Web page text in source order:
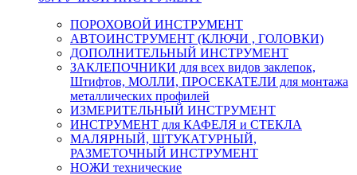
ПОРОХОВОЙ ИНСТРУМЕНТ
АВТОИНСТРУМЕНТ (КЛЮЧИ , ГОЛОВКИ)
ДОПОЛНИТЕЛЬНЫЙ ИНСТРУМЕНТ
ЗАКЛЕПОЧНИКИ для всех видов заклепок,
Штифтов, МОЛЛИ, ПРОСЕКАТЕЛИ для монтажа
металлических профилей
ИЗМЕРИТЕЛЬНЫЙ ИНСТРУМЕНТ
ИНСТРУМЕНТ для КАФЕЛЯ и СТЕКЛА
МАЛЯРНЫЙ, ШТУКАТУРНЫЙ,
РАЗМЕТОЧНЫЙ ИНСТРУМЕНТ
НОЖИ технические